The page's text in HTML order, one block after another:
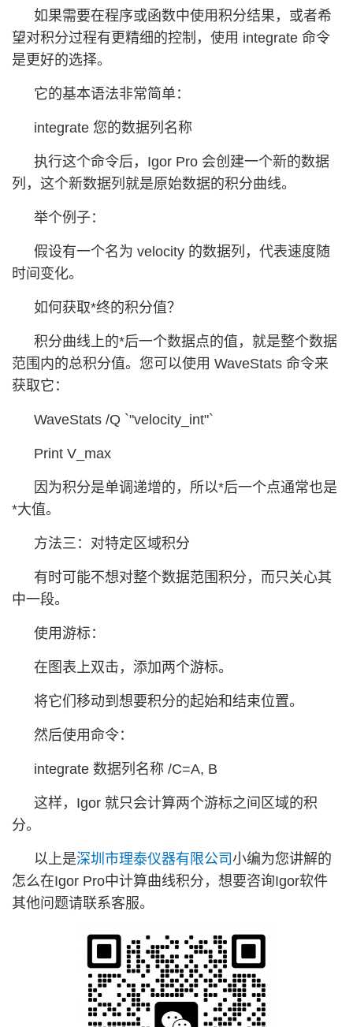
如果需要在程序或函数中使用积分结果，或者希
望对积分过程有更精细的控制，使用 integrate 命令
是更好的选择。
它的基本语法非常简单：
integrate 您的数据列名称
执行这个命令后，Igor Pro 会创建一个新的数据
列，这个新数据列就是原始数据的积分曲线。
举个例子：
假设有一个名为 velocity 的数据列，代表速度随
时间变化。
如何获取*终的积分值？
积分曲线上的*后一个数据点的值，就是整个数据
范围内的总积分值。您可以使用 WaveStats 命令来
获取它：
WaveStats /Q `"velocity_int"`
Print V_max
因为积分是单调递增的，所以*后一个点通常也是
*大值。
方法三：对特定区域积分
有时可能不想对整个数据范围积分，而只关心其
中一段。
使用游标：
在图表上双击，添加两个游标。
将它们移动到想要积分的起始和结束位置。
然后使用命令：
integrate 数据列名称 /C=A, B
这样，Igor 就只会计算两个游标之间区域的积
分。
以上是深圳市理泰仪器有限公司 小编为您讲解的
怎么在Igor Pro中计算曲线积分，想要咨询Igor软件
其他问题请联系客服。